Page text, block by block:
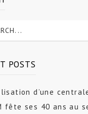
POSTS
d’une
fête ses 40 ans au